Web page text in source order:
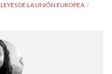
LEYES DE LA UNIÓN EUROPEA